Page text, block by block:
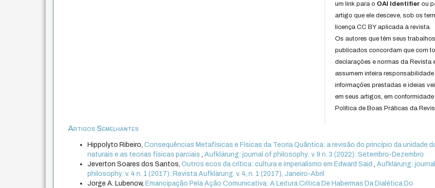
um link para o OAI Identifier ou
artigo que ele desceve, sob os
licença CC BY aplicada à revista.
Os autores que têm seus trabalhos
publicados concordam que com
declarações e normas da Revista
assumem inteira responsabilidade
informações prestadas e ideias
em seus artigos, em
Política de Boas Práticas da
Artigos Semelhantes
Hippolyto Ribeiro,Consequências Metafísicas e Físicas da Teoria Quântica: a revisão do princípio da unidade
naturais e as teorias físicas parciais,Aufklärung: journal of philosophy: v. 9 n. 3 (2022): Setembro-Dezembro
Jeverton Soares dos Santos,Outros ecos da crítica: cultura e imperialismo em Edward Said,Aufklärung:
philosophy: v. 4 n. 1 (2017): Revista Aufklärung. v. 4, n. 1 (2017), Janeiro-Abril
Jorge A. Lubenow, Emancipação Pela Ação Comunicativa: A Leitura Crítica De Habermas Da Dialética Do